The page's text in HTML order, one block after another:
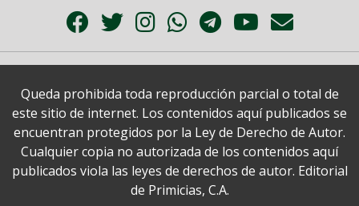
Queda prohibida toda reproducción parcial o total de
este sitio de internet. Los contenidos aquí publicados se
encuentran protegidos por la Ley de Derecho de Autor.
Cualquier copia no autorizada de los contenidos aquí
publicados viola las leyes de derechos de autor. Editorial
de Primicias, C.A.